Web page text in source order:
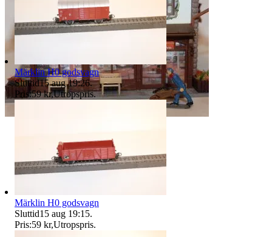
Märklin H0 godsvagn
Sluttid15 aug 19:26.
Pris:59 kr,Utropspris.
Märklin H0 godsvagn
Sluttid15 aug 19:15.
Pris:59 kr,Utropspris.